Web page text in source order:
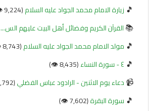
🎵 زيارة الامام محمد الجواد عليه السلام(9,224 👁️)
📚القرآن الكريم وفضائل أهل البيت عليهم الس...
🎵 مولد الامام محمد الجواد عليه السلام(8,743 👁️)
🎵 ٤ - سورة النساء (8,435 👁️)
📹دعاء يوم الاثنين - الرادود عباس الفضلي(7,792 👁️)
🎵 سورة البقرة(7,602 👁️)